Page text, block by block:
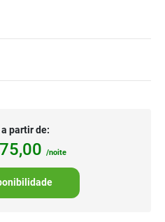
partir de:
00 /noite